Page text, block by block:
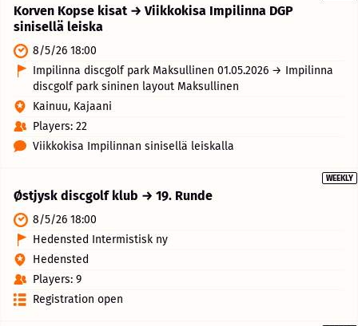
Korven Kopse kisat → Viikkokisa Impilinna DGP
sinisellä leiska
8/5/26 18:00
Impilinna discgolf park Maksullinen 01.05.2026 → Impilinna
discgolf park sininen layout Maksullinen
Kainuu, Kajaani
Players: 22
Viikkokisa Impilinnan sinisellä leiskalla
Østjysk discgolf klub → 19. Runde
WEEKLY
8/5/26 18:00
Hedensted Intermistisk ny
Hedensted
Players: 9
Registration open